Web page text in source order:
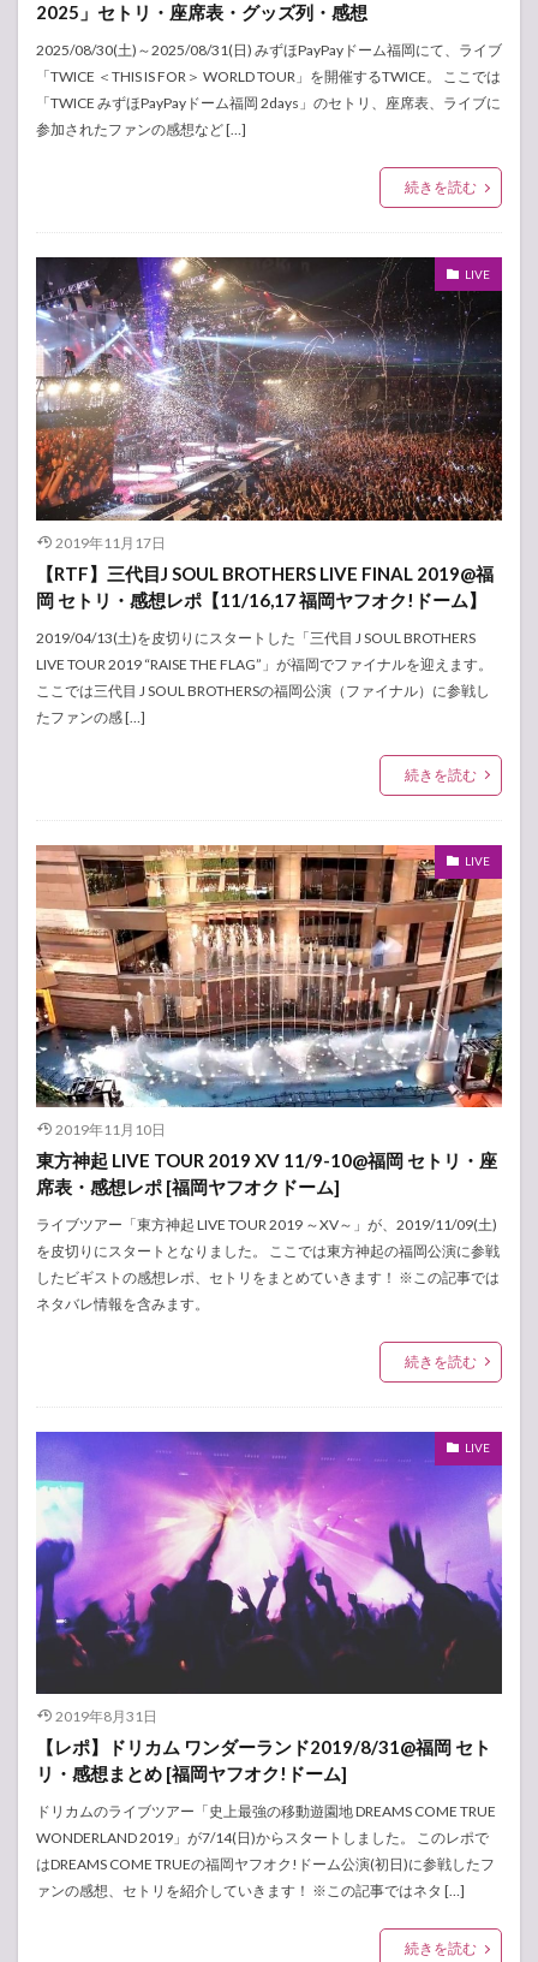
2025」セトリ・座席表・グッズ列・感想
2025/08/30(土)～2025/08/31(日) みずほPayPayドーム福岡にて、ライブ
「TWICE ＜THIS IS FOR＞ WORLD TOUR」を開催するTWICE。 ここでは
「TWICE みずほPayPayドーム福岡 2days」のセトリ、座席表、ライブに
参加されたファンの感想など […]
続きを読む
LIVE
2019年11月17日
【RTF】三代目J SOUL BROTHERS LIVE FINAL 2019@福
岡 セトリ・感想レポ【11/16,17 福岡ヤフオク!ドーム】
2019/04/13(土)を皮切りにスタートした「三代目 J SOUL BROTHERS
LIVE TOUR 2019 “RAISE THE FLAG”」が福岡でファイナルを迎えます。
ここでは三代目 J SOUL BROTHERSの福岡公演（ファイナル）に参戦し
たファンの感 […]
続きを読む
LIVE
2019年11月10日
東方神起 LIVE TOUR 2019 XV 11/9-10@福岡 セトリ・座
席表・感想レポ [福岡ヤフオクドーム]
ライブツアー「東方神起 LIVE TOUR 2019 ～XV～」が、2019/11/09(土)
を皮切りにスタートとなりました。 ここでは東方神起の福岡公演に参戦
したビギストの感想レポ、セトリをまとめていきます！ ※この記事では
ネタバレ情報を含みます。
続きを読む
LIVE
2019年8月31日
【レポ】ドリカム ワンダーランド2019/8/31@福岡 セト
リ・感想まとめ [福岡ヤフオク!ドーム]
ドリカムのライブツアー「史上最強の移動遊園地 DREAMS COME TRUE
WONDERLAND 2019」が7/14(日)からスタートしました。 このレポで
はDREAMS COME TRUEの福岡ヤフオク!ドーム公演(初日)に参戦したフ
ァンの感想、セトリを紹介していきます！ ※この記事ではネタ […]
続きを読む